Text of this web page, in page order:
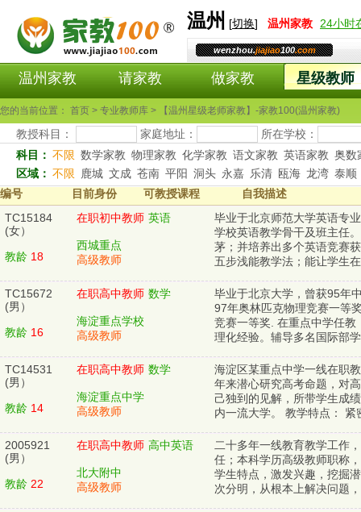
温州 [切换] 温州家教 24小时
wenzhou.jiajiao100.com
温州家教 请家教 做家教 星级教师
您的当前位置： 首页 > 专业教师库 > 【温州星级老师家教】-家教100(温州家教)
教授科目： 家庭地址：
所在学校：
科目： 不限 数学家教 物理家教 化学家教 语文家教 英语家教 奥数
区域： 不限 鹿城 文成 苍南 平阳 洞头 永嘉 乐清 瓯海 龙湾 泰顺
编号
目前身份 可教授课程
自我描述
TC15184
(女）
教龄 18
在职初中教师
西城重点
高级教师
英语
毕业于北京师范大学英语专
学校英语教学骨干及班主任
茅；并培养出多个英语竞赛
五步浅能教学法；能让学生
TC15672
(男）
教龄 16
在职高中教师
海淀重点学校
高级教师
数学
毕业于北京大学，曾获95年
97年奥林匹克物理竞赛一等
竞赛一等奖. 在重点中学任
理化经验。辅导多名国际部
TC14531
(男）
教龄 14
在职高中教师
海淀重点中学
高级教师
数学
海淀区某重点中学一线在职
年来潜心研究高考命题，对
己独到的见解，所带学生成
内一流大学。 教学特点：
2005921
(男）
教龄 22
在职高中教师
北大附中
高级教师
高中英语
二十多年一线教育教学工作
任；本科学历高级教师职称
学生特点，激发兴趣，挖掘
次分明，从根本上解决问题